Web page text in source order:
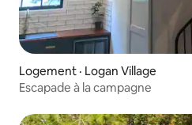
Logement · Logan Village
Escapade à la campagne